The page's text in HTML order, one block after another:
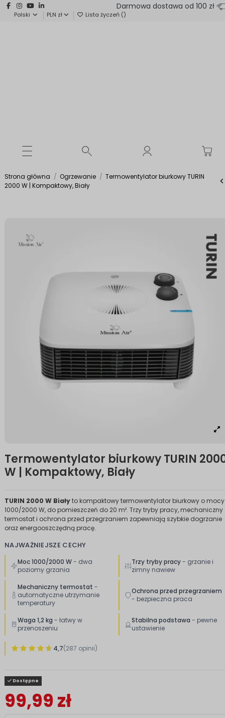
Darmowa dostawa od 100 zł
Polski PLN zł Lista życzeń ()
Strona główna Ogrzewanie
Termowentylator biurkowy TURIN
2000 W | Kompaktowy, Biały
Termowentylator biurkowy TURIN
W | Kompaktowy, Biały
TURIN 2000 W Białyto kompaktowy termowentylator biurkowy o mocy
1000/2000 W, do pomieszczeń do 20 m². Trzy tryby pracy, mechaniczny
termostat i ochrona przed przegrzaniem zapewniają szybkie dogrzanie
oraz energooszczędną pracę.
NAJWAŻNIEJSZE CECHY
Moc 1000/2000 W- dwa
poziomy grzania
Trzy tryby pracy- grzanie i
zimny nawiew
Mechaniczny termostat -
automatyczne utrzymanie
temperatury
Ochrona przed przegrzaniem
- bezpieczna praca
Waga 1,2 kg - łatwy w
przenoszeniu
Stabilna podstawa - pewne
ustawienie
4,7(287 opinii)
Dostępne
99,99 zł